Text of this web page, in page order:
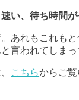
い、待ち時間
あれもこれも
言われてしま
こちらからご